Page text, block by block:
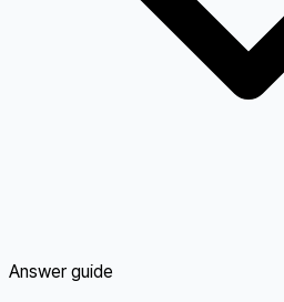
Answer guide